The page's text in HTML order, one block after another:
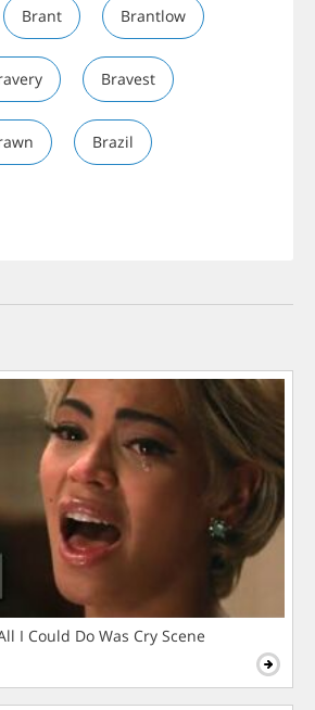
Brant Brantlow
Bravest
Brazil
I Could Do Was Cry Scene